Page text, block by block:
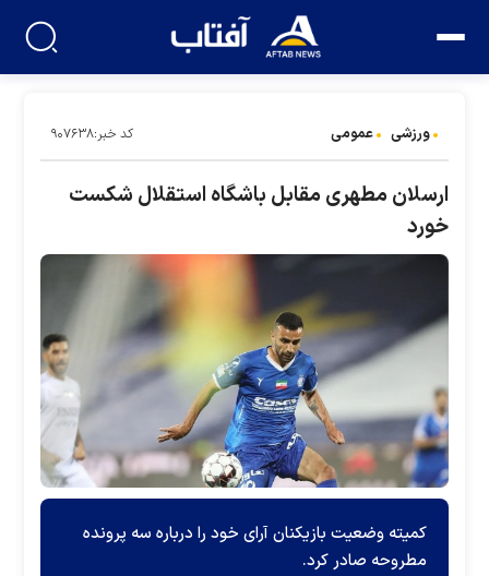
ورزشی عمومی کد خبر:۹۰۷۶۳۸
ارسلان مطهری مقابل باشگاه استقلال شکست
خورد
کمیته وضعیت بازیکنان آرای خود را درباره سه پرونده
مطروحه صادر کرد.